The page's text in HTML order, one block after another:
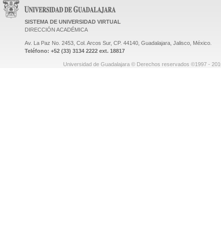
SISTEMA DE UNIVERSIDAD VIRTUAL
DIRECCIÓN ACADÉMICA
Av. La Paz No. 2453, Col. Arcos Sur, CP. 44140, Guadalajara, Jalisco, México.
Teléfono: +52 (33) 3134 2222 ext. 18817
Universidad de Guadalajara © Derechos reservados ©1997 -